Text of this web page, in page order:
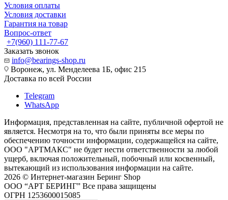
Условия оплаты
Условия доставки
Гарантия на товар
Вопрос-ответ
+7(960) 111-77-67
Заказать звонок
info@bearings-shop.ru
Воронеж, ул. Менделеева 1Б, офис 215
Доставка по всей России
Telegram
WhatsApp
Информация, представленная на сайте, публичной офертой не
является. Несмотря на то, что были приняты все меры по
обеспечению точности информации, содержащейся на сайте,
ООО "АРТМАКС" не будет нести ответственности за любой
ущерб, включая положительный, побочный или косвенный,
вытекающий из использования информации на сайте.
2026 © Интернет-магазин Беринг Shop
ООО “АРТ БЕРИНГ” Все права защищены
ОГРН 1253600015085